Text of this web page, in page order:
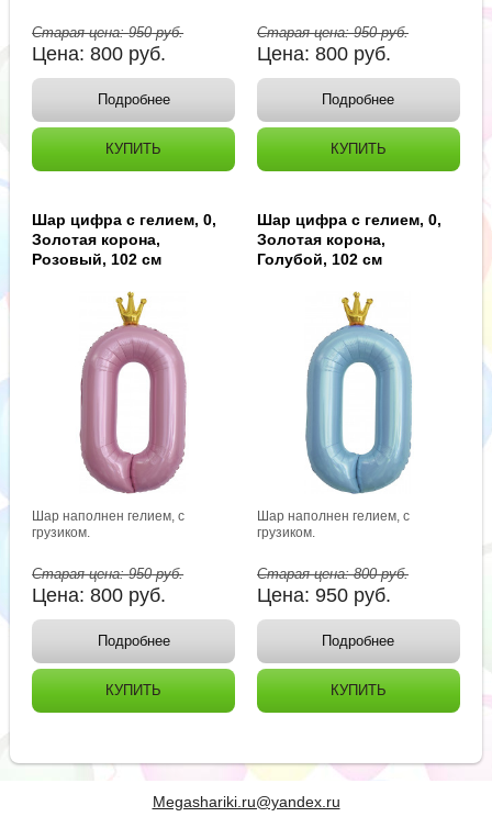
Старая цена:950руб.
Цена:800 руб.
Подробнее
КУПИТЬ
Старая цена:950руб.
Цена: 800 руб.
Подробнее
КУПИТЬ
Шар цифра с гелием, 0,
Золотая корона,
Розовый, 102 см
Шар наполнен гелием, с
грузиком.
Старая цена:950руб.
Цена:800 руб.
Подробнее
КУПИТЬ
Шар цифра с гелием, 0,
Золотая корона,
Голубой, 102 см
Шар наполнен гелием, с
грузиком.
Старая цена:800руб.
Цена: 950 руб.
Подробнее
КУПИТЬ
Megashariki.ru@yandex.ru